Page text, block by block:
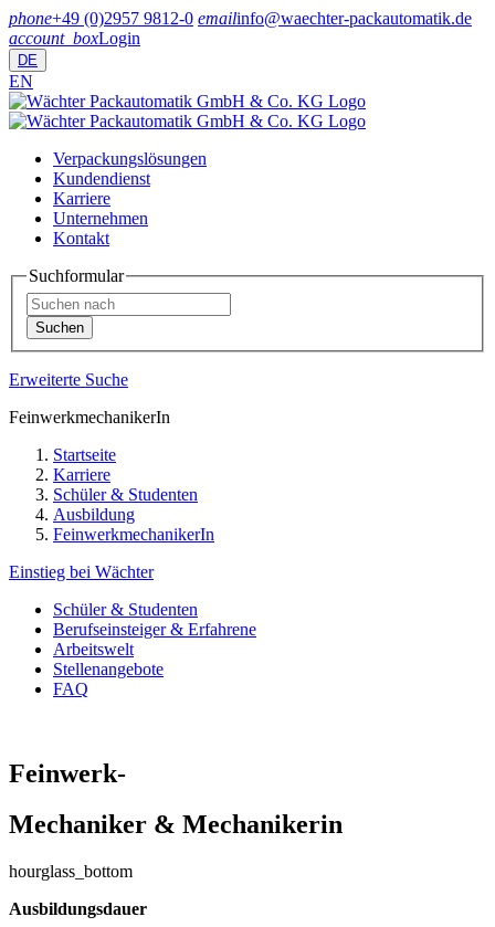
phone+49 (0)2957 9812-0 emailinfo@waechter-packautomatik.de
account_boxLogin
DE
EN
Verpackungslösungen
Kundendienst
Karriere
Unternehmen
Kontakt
Suchformular
Erweiterte Suche
FeinwerkmechanikerIn
Startseite
Karriere
Schüler & Studenten
Ausbildung
FeinwerkmechanikerIn
Einstieg bei Wächter
Schüler & Studenten
Berufseinsteiger & Erfahrene
Arbeitswelt
Stellenangebote
FAQ
Feinwerk-
Mechaniker & Mechanikerin
hourglass_bottom
Ausbildungsdauer